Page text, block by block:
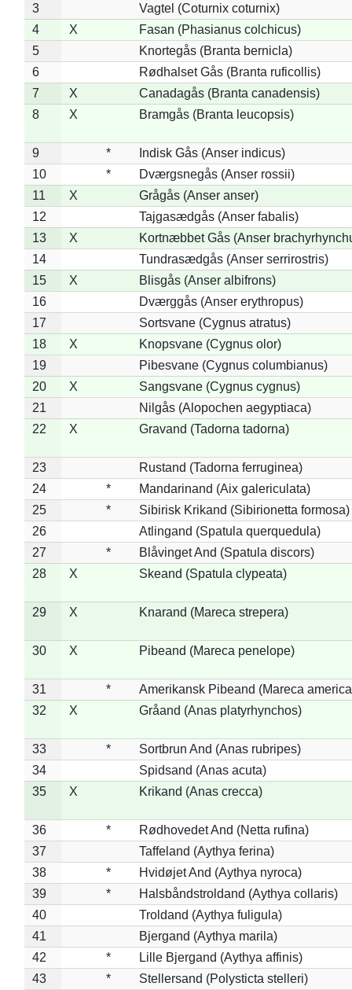
3
Vagtel (Coturnix coturnix)
4
X
Fasan (Phasianus colchicus)
5
Knortegås (Branta bernicla)
6
Rødhalset Gås (Branta ruficollis)
7
X
Canadagås (Branta canadensis)
8
X Bramgås (Branta leucopsis)
9 *
Indisk Gås (Anser indicus)
10
*
Dværgsnegås (Anser rossii)
11
X
Grågås (Anser anser)
12
Tajgasædgås (Anser fabalis)
13
X
Kortnæbbet Gås (Anser
14
Tundrasædgås (Anser serrirostris)
15
X
Blisgås (Anser albifrons)
16
Dværggås (Anser erythropus)
17
Sortsvane (Cygnus atratus)
18
X
Knopsvane (Cygnus olor)
19
Pibesvane (Cygnus columbianus)
20
X
Sangsvane (Cygnus cygnus)
21
Nilgås (Alopochen aegyptiaca)
22
X Gravand (Tadorna tadorna)
23
Rustand (Tadorna ferruginea)
24
*
Mandarinand (Aix galericulata)
25
*
Sibirisk Krikand (Sibirionetta formosa)
26
Atlingand (Spatula querquedula)
27
*
Blåvinget And (Spatula discors)
28
X Skeand (Spatula clypeata)
29 X Knarand (Mareca strepera)
30 X Pibeand (Mareca penelope)
31 *
Amerikansk Pibeand (Mareca
32
X Gråand (Anas platyrhynchos)
33 *
Sortbrun And (Anas rubripes)
34
Spidsand (Anas acuta)
35
X Krikand (Anas crecca)
36 *
Rødhovedet And (Netta rufina)
37
Taffeland (Aythya ferina)
38
*
Hvidøjet And (Aythya nyroca)
39
*
Halsbåndstroldand (Aythya collaris)
40
Troldand (Aythya fuligula)
41
Bjergand (Aythya marila)
42
*
Lille Bjergand (Aythya affinis)
43
*
Stellersand (Polysticta stelleri)